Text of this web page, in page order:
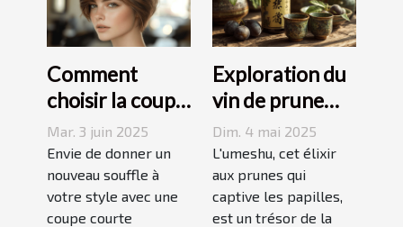
Comment
choisir la coupe
courte
dégradée
parfaite pour
votre visage
Mar. 3 juin 2025
Envie de donner un
nouveau souffle à
votre style avec une
coupe courte
Exploration du
vin de prune
umeshu :
origines,
saveurs et
accords
Dim. 4 mai 2025
L'umeshu, cet élixir
aux prunes qui
captive les papilles,
est un trésor de la